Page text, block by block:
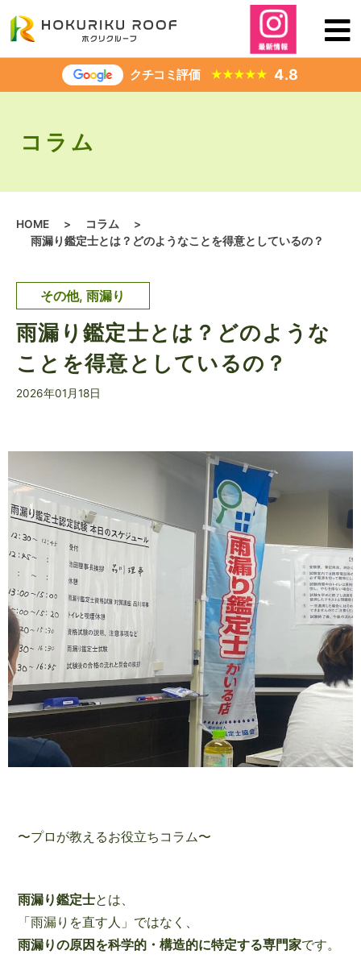
ス
クチコミ評価 ★★★★★ 4.8
コラム
HOME > コラム
>
雨漏り鑑定士とは？どのようなことを得意としているの？
その他, 雨漏り
雨漏り鑑定士とは？どのような
ことを得意としているの？
2026年01月18日
〜プロが教えるお役立ちコラム〜
雨漏り鑑定士とは、
「雨漏りを直す人」ではなく、
雨漏りの原因を科学的・構造的に特定する専門家です。